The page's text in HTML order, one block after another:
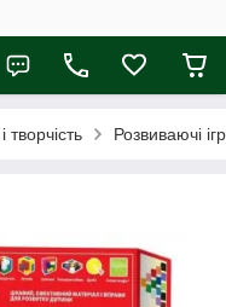
творчість Розвиваючі